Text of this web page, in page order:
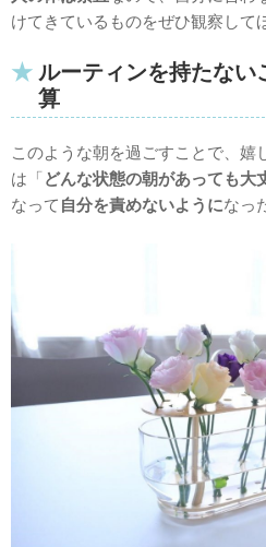
けてきているものをぜひ観察して
ルーティンを持たない
算
このような朝を過ごすことで、嬉
は「どんな状態の朝があっても大
なって 自分を責めないようになっ